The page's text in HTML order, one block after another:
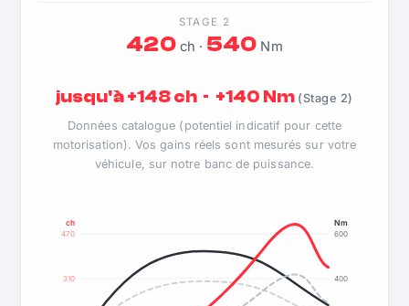
STAGE 2
420ch · 540 Nm
jusqu'à +148 ch · +140 Nm (Stage 2)
Données catalogue (potentiel indicatif pour cette
motorisation). Vos gains réels sont mesurés sur votre
véhicule, sur notre banc de puissance.
310
470
400
600
ch Nm